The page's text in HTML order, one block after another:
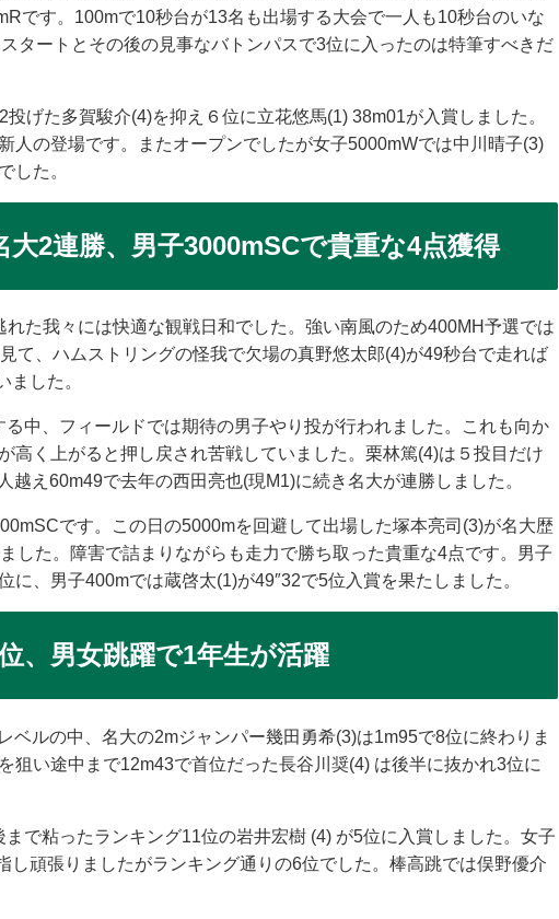
です。100mで10秒台が13名も出場する大会で一人も10秒台のいな
タートとその後の見事なバトンパスで3位に入ったのは特筆すべきだ
げた多賀駿介(4)を抑え６位に立花悠馬(1) 38m01が入賞しました。
人の登場です。またオープンでしたが女子5000mWでは中川晴子(3)
した。
2連勝、男子3000mSCで貴重な4点獲得
た我々には快適な観戦日和でした。強い南風のため400MH予選では
て、ハムストリングの怪我で欠場の真野悠太郎(4)が49秒台で走れば
ました。
中、フィールドでは期待の男子やり投が行われました。これも向か
高く上がると押し戻され苦戦していました。栗林篤(4)は５投目だけ
越え60m49で去年の西田亮也(現M1)に続き名大が連勝しました。
です。この日の5000mを回避して出場した塚本亮司(3)が名大歴
した。障害で詰まりながらも走力で勝ち取った貴重な4点です。男子
、男子400mでは蔵啓太(1)が49″32で5位入賞を果たしました。
、男女跳躍で1年生が活躍
ベルの中、名大の2mジャンパー幾田勇希(3)は1m95で8位に終わりま
狙い途中まで12m43で首位だった長谷川奨(4) は後半に抜かれ3位に
で粘ったランキング11位の岩井宏樹 (4) が5位に入賞しました。女子
し頑張りましたがランキング通りの6位でした。棒高跳では俣野優介